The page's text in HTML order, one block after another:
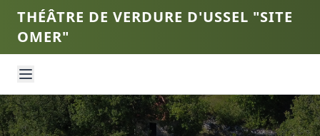
THÉÂTRE DE VERDURE D'USSEL "SITE
OMER"